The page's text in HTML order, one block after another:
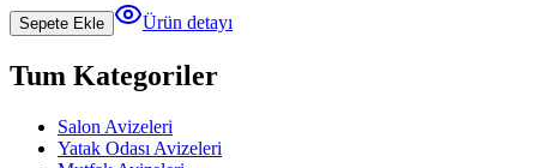
Sepete Ekle Ürün detayı
Tum Kategoriler
Salon Avizeleri
Yatak Odası Avizeleri